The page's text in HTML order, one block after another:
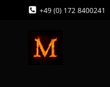
+49 (0) 172 8400241